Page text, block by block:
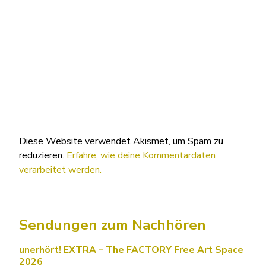
Diese Website verwendet Akismet, um Spam zu
reduzieren. Erfahre, wie deine Kommentardaten
verarbeitet werden.
Sendungen zum Nachhören
unerhört! EXTRA – The FACTORY Free Art Space
2026